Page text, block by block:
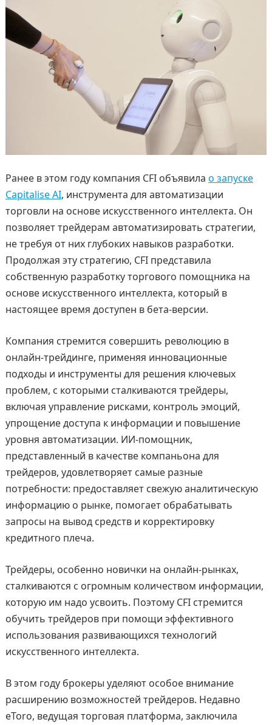
Ранее в этом году компания CFI объявила о запуске
Capitalise AI, инструмента для автоматизации
торговли на основе искусственного интеллекта. Он
позволяет трейдерам автоматизировать стратегии,
не требуя от них глубоких навыков разработки.
Продолжая эту стратегию, CFI представила
собственную разработку торгового помощника на
основе искусственного интеллекта, который в
настоящее время доступен в бета-версии.
Компания стремится совершить революцию в
онлайн-трейдинге, применяя инновационные
подходы и инструменты для решения ключевых
проблем, с которыми сталкиваются трейдеры,
включая управление рисками, контроль эмоций,
упрощение доступа к информации и повышение
уровня автоматизации. ИИ-помощник,
представленный в качестве компаньона для
трейдеров, удовлетворяет самые разные
потребности: предоставляет свежую аналитическую
информацию о рынке, помогает обрабатывать
запросы на вывод средств и корректировку
кредитного плеча.
Трейдеры, особенно новички на онлайн-рынках,
сталкиваются с огромным количеством информации,
которую им надо усвоить. Поэтому CFI стремится
обучить трейдеров при помощи эффективного
использования развивающихся технологий
искусственного интеллекта.
В этом году брокеры уделяют особое внимание
расширению возможностей трейдеров. Недавно
eToro, ведущая торговая платформа, заключила